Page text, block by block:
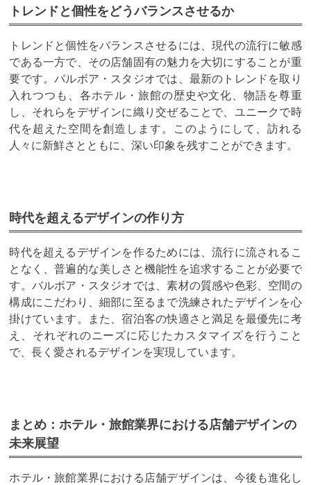
トレンドと個性をどうバランスさせるか
トレンドと個性をバランスさせるには、現代の流行に敏感
である一方で、その店舗固有の魅力を大切にすることが重
要です。バルボア・スタジオでは、最新のトレンドを取り
入れつつも、各ホテル・旅館の歴史や文化、物語を尊重
し、それらをデザインに織り交ぜることで、ユニークで時
代を超えた空間を創造します。このようにして、訪れる
人々に新鮮さとともに、深い印象を残すことができます。
時代を超えるデザインの作り方
時代を超えるデザインを作るためには、流行に流されるこ
となく、普遍的な美しさと機能性を追求することが必要で
す。バルボア・スタジオでは、素材の質感や色彩、空間の
構成にこだわり、細部に至るまで洗練されたデザインを心
掛けています。また、宿泊客の快適さと満足を最優先に考
え、それぞれのニーズに応じたカスタマイズを行うこと
で、長く愛されるデザインを実現しています。
まとめ：ホテル・旅館業界における店舗デザインの
未来展望
ホテル・旅館業界における店舗デザインは、今後も進化し